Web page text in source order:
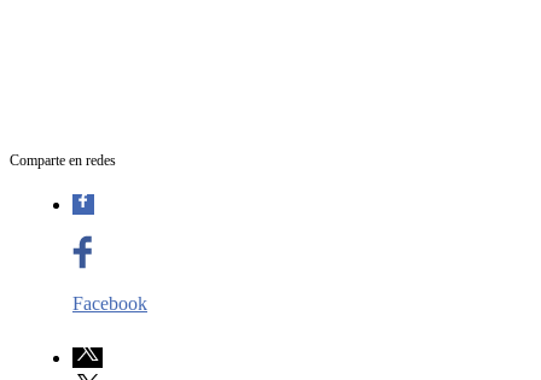
Comparte en redes
Facebook